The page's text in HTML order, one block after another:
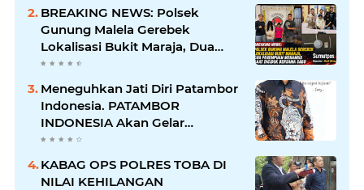
BREAKING NEWS: Polsek
Gunung Malela Gerebek
Lokalisasi Bukit Maraja, Dua
Perempuan Menangis Saat
Diciduk Bersama Sabu
Meneguhkan Jati Diri Patambor
Indonesia. PATAMBOR
INDONESIA Akan Gelar
RAKERNAS II Di Jakarta.
KABAG OPS POLRES TOBA DI
NILAI KEHILANGAN